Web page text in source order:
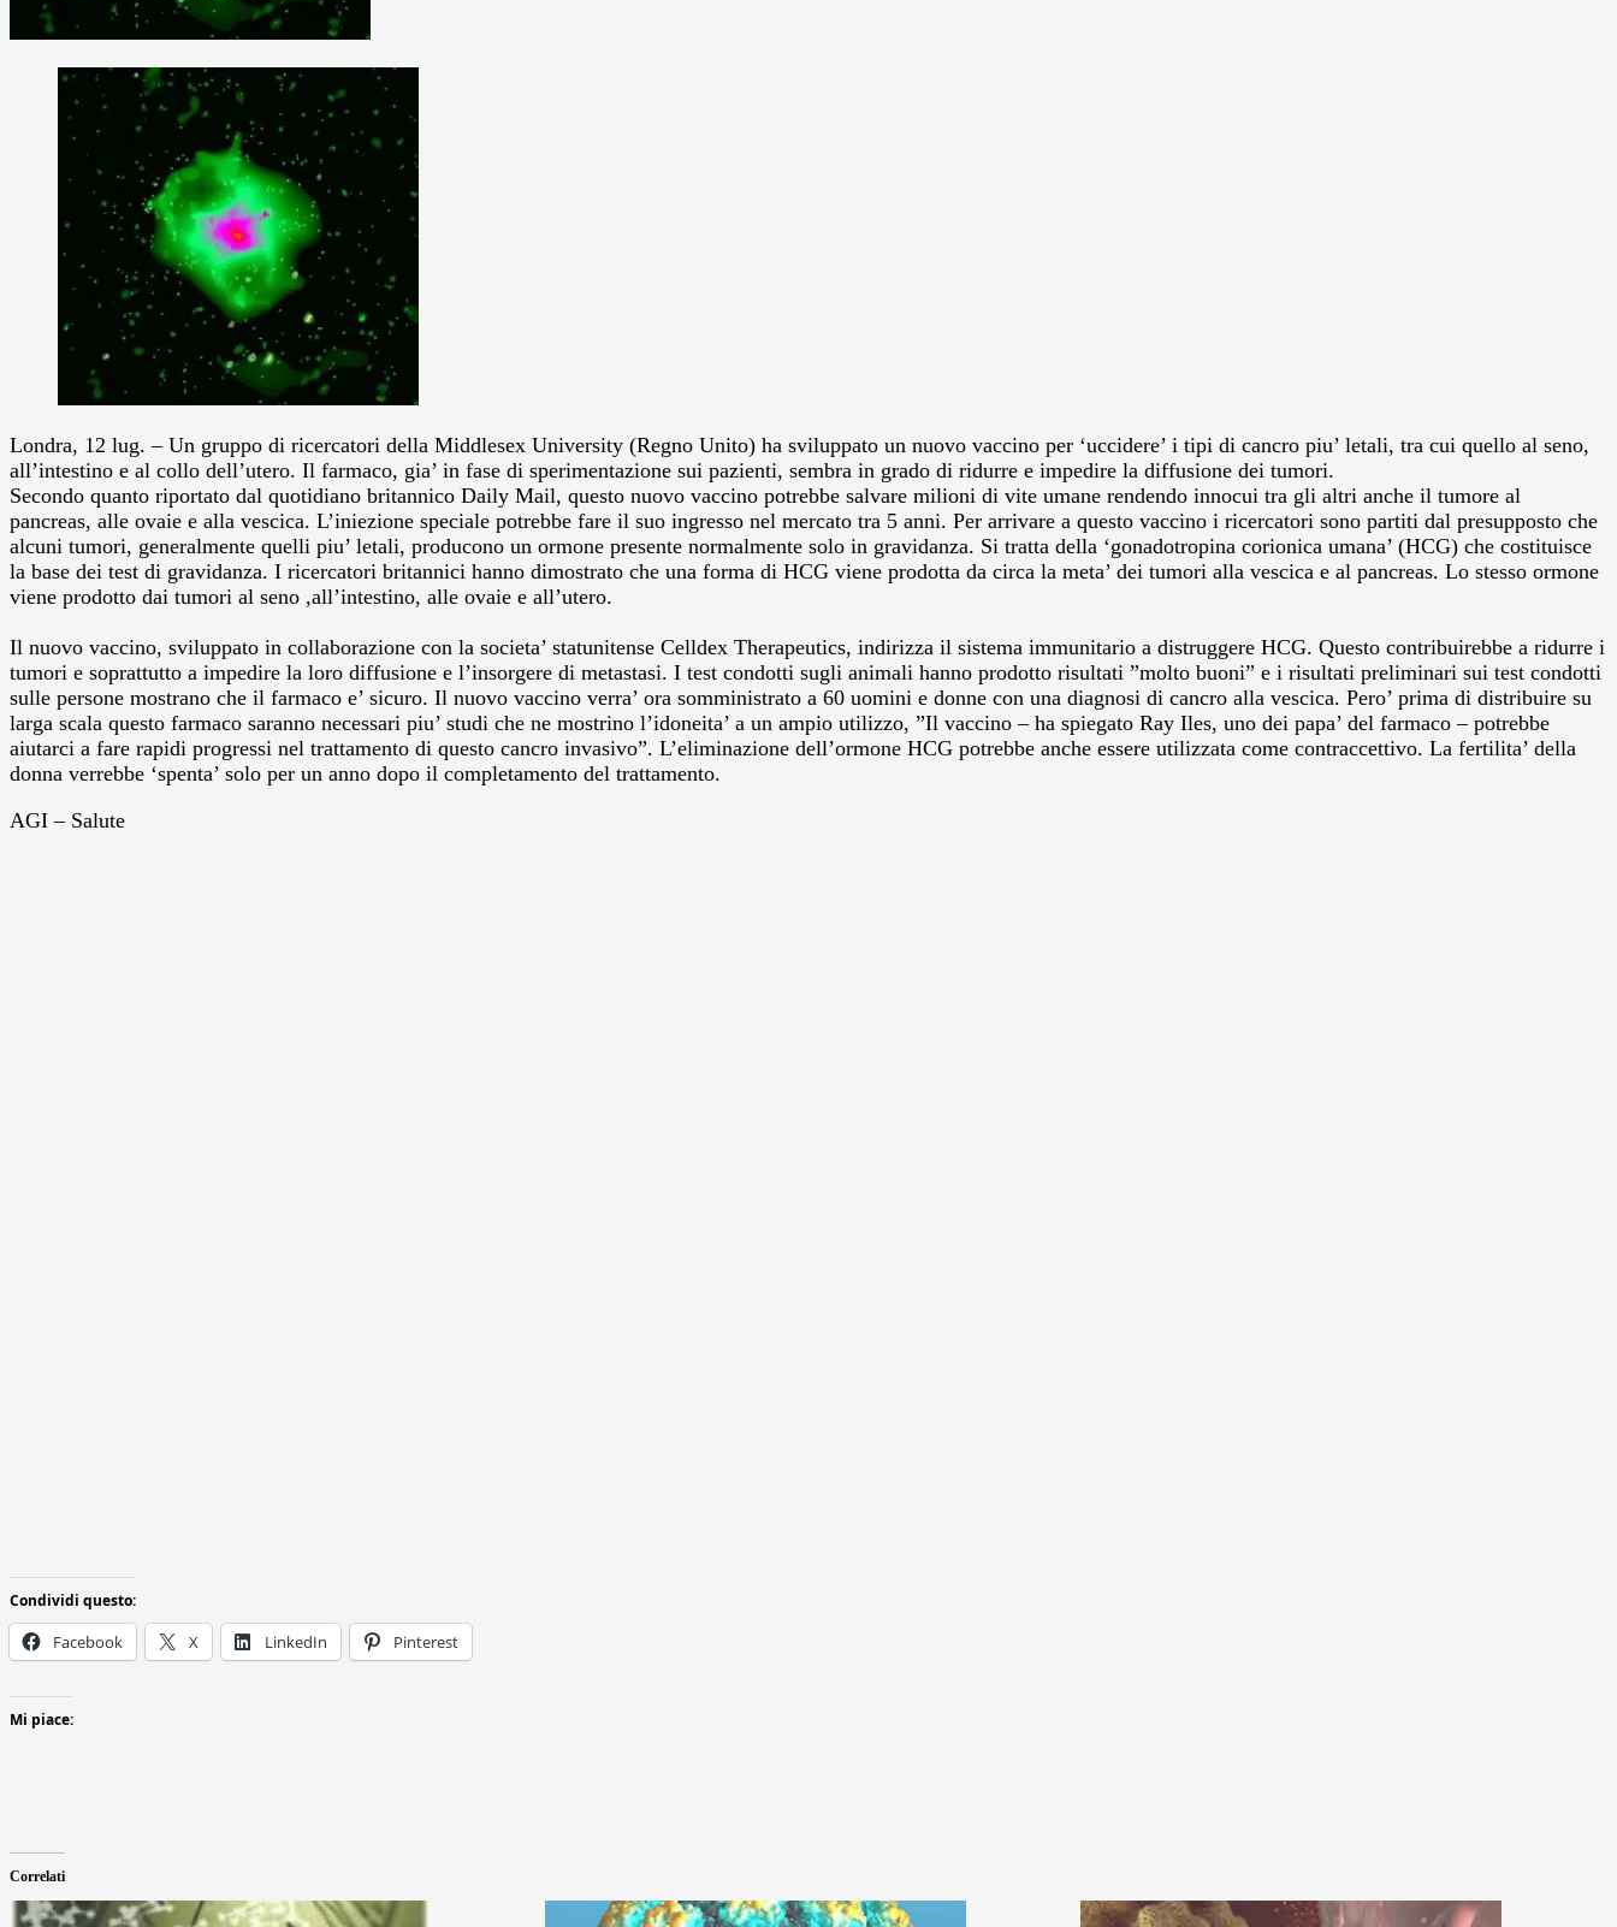
Londra, 12 lug. – Un gruppo di ricercatori della Middlesex University (Regno Unito) ha sviluppato un nuovo vaccino per ‘uccidere’ i tipi di cancro piu’ letali, tra cui quello al seno,
all’intestino e al collo dell’utero. Il farmaco, gia’ in fase di sperimentazione sui pazienti, sembra in grado di ridurre e impedire la diffusione dei tumori.
Secondo quanto riportato dal quotidiano britannico Daily Mail, questo nuovo vaccino potrebbe salvare milioni di vite umane rendendo innocui tra gli altri anche il tumore al
pancreas, alle ovaie e alla vescica. L’iniezione speciale potrebbe fare il suo ingresso nel mercato tra 5 anni. Per arrivare a questo vaccino i ricercatori sono partiti dal presupposto che
alcuni tumori, generalmente quelli piu’ letali, producono un ormone presente normalmente solo in gravidanza. Si tratta della ‘gonadotropina corionica umana’ (HCG) che costituisce
la base dei test di gravidanza. I ricercatori britannici hanno dimostrato che una forma di HCG viene prodotta da circa la meta’ dei tumori alla vescica e al pancreas. Lo stesso ormone
viene prodotto dai tumori al seno ,all’intestino, alle ovaie e all’utero.
Il nuovo vaccino, sviluppato in collaborazione con la societa’ statunitense Celldex Therapeutics, indirizza il sistema immunitario a distruggere HCG. Questo contribuirebbe a ridurre i
tumori e soprattutto a impedire la loro diffusione e l’insorgere di metastasi. I test condotti sugli animali hanno prodotto risultati ”molto buoni” e i risultati preliminari sui test condotti
sulle persone mostrano che il farmaco e’ sicuro. Il nuovo vaccino verra’ ora somministrato a 60 uomini e donne con una diagnosi di cancro alla vescica. Pero’ prima di distribuire su
larga scala questo farmaco saranno necessari piu’ studi che ne mostrino l’idoneita’ a un ampio utilizzo, ”Il vaccino – ha spiegato Ray Iles, uno dei papa’ del farmaco – potrebbe
aiutarci a fare rapidi progressi nel trattamento di questo cancro invasivo”. L’eliminazione dell’ormone HCG potrebbe anche essere utilizzata come contraccettivo. La fertilita’ della
donna verrebbe ‘spenta’ solo per un anno dopo il completamento del trattamento.
AGI – Salute
Condividi questo:
Facebook X LinkedIn Pinterest
Mi piace:
Correlati